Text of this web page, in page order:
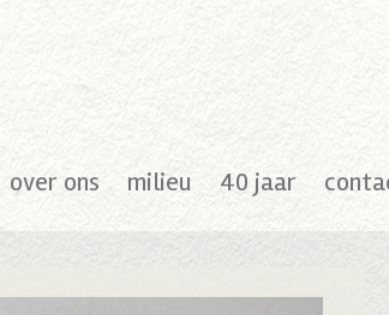
over ons milieu 40 jaar